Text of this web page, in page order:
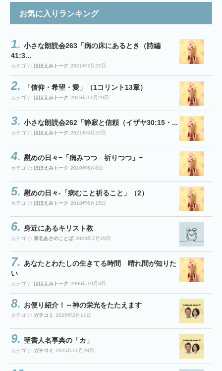
お気に入りランキング
小さな朗読会263「病の床にあるとき（詩編
41:3...
カテゴリ: ほほえみトーク 2021年7月27日
「信仰・希望・愛」（1コリント13章）
カテゴリ: ほほえみトーク 2016年11月29日
小さな朗読会262「静寂と信頼（イザヤ30:15・...
カテゴリ: ほほえみトーク 2021年6月22日
慰めの日々−「病みつつ 祈りつつ」−
カテゴリ: ほほえみトーク 2010年6月8日
慰めの日々-「病むこと祈ること」（2）
カテゴリ: ほほえみトーク 2010年6月15日
身近にあるキリスト教
カテゴリ: 東北あさのことば 2023年7月29日
あなたとわたしの生きてる時間 晴れ間が知りた
い
カテゴリ: ほほえみトーク 2006年10月3日
お便り紹介！～神の栄光をたたえます
カテゴリ: ガチコミ 2025年2月14日
聖書人名事典の「カ」
カテゴリ: ガチコミ 2025年11月28日